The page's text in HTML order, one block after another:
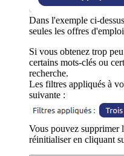
Dans l'exemple ci-
seules les offres
Si vous obtenez trop
certains mots-clés ou
recherche.
Les filtres appliqués à
suivante :
Vous pouvez supprimer
réinitialiser en cliquant